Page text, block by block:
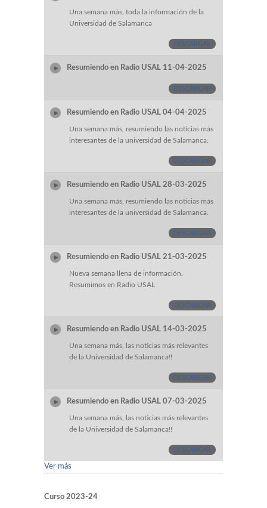
Una semana más, toda la información de la
Universidad de Salamanca
DESCARGAR
Resumiendo en Radio USAL 11-04-2025
DESCARGAR
Resumiendo en Radio USAL 04-04-2025
Una semana más, resumiendo las noticias más
interesantes de la universidad de Salamanca.
DESCARGAR
Resumiendo en Radio USAL 28-03-2025
Una semana más, resumiendo las noticias más
interesantes de la universidad de Salamanca.
DESCARGAR
Resumiendo en Radio USAL 21-03-2025
Nueva semana llena de información.
Resumimos en Radio USAL
DESCARGAR
Resumiendo en Radio USAL 14-03-2025
Una semana más, las noticias más relevantes
de la Universidad de Salamanca!!
DESCARGAR
Resumiendo en Radio USAL 07-03-2025
Una semana más, las noticias más relevantes
de la Universidad de Salamanca!!
DESCARGAR
Ver más
Curso 2023-24